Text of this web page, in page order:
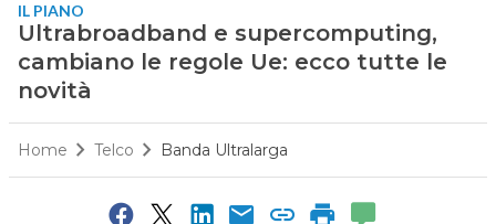
IL PIANO
Ultrabroadband e supercomputing,
cambiano le regole Ue: ecco tutte le
novità
Home Telco Banda Ultralarga